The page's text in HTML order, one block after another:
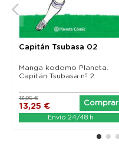
Capitán Tsubasa 02
Manga kodomo Planeta.
Capitán Tsubasa nº 2
13,25 €
13,95 €
Comprar
Envío 24/48 h